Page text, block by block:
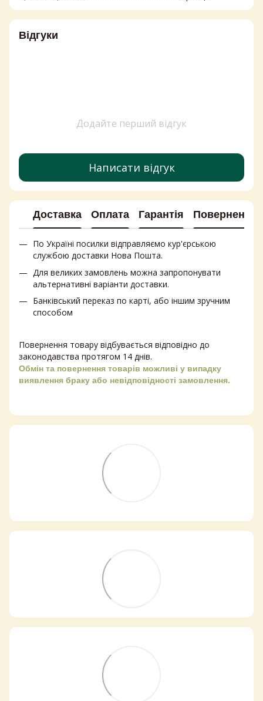
Відгуки
Додайте перший відгук
Написати відгук
Доставка Оплата Гарантія Повернення
По Україні посилки відправляємо кур'єрською
службою доставки Нова Пошта.
Для великих замовлень можна запропонувати
альтернативні варіанти доставки.
Банківський переказ по карті, або іншим зручним
способом
Повернення товару відбувається відповідно до
законодавства протягом 14 днів.
Обмін та повернення товарів можливі у випадку
виявлення браку або невідповідності замовлення.
Тепер онлайн-замовлення можна
безкоштовно
магазин і забрати у зручний час 💚